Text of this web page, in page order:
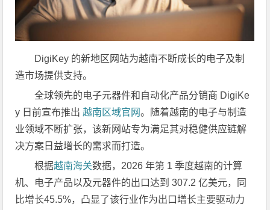
DigiKey 的新地区网站为越南不断成长的电子及制
造市场提供支持。
全球领先的电子元器件和自动化产品分销商 DigiKe
y 日前宣布推出越南区域官网。随着越南的电子与制造
业领域不断扩张，该新网站专为满足其对稳健供应链解
决方案日益增长的需求而打造。
根据越南海关数据，2026 年第 1 季度越南的计算
机、电子产品以及元器件的出口达到 307.2 亿美元，同
比增长45.5%，凸显了该行业作为出口增长主要驱动力